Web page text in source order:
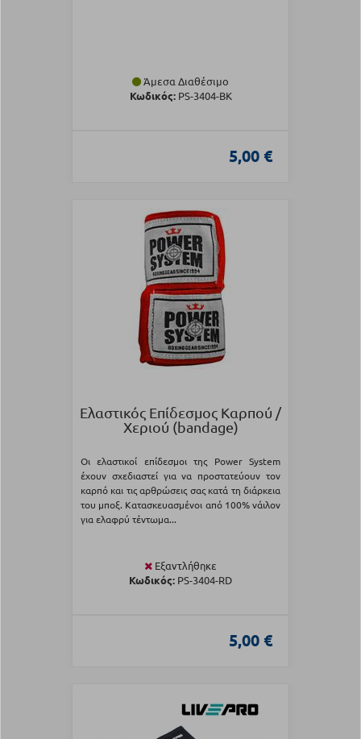
Άμεσα Διαθέσιμο
Κωδικός:PS-3404-BK
5,00 €
Ελαστικός Επίδεσμος Καρπού /
Χεριού (bandage)
Οι ελαστικοί επίδεσμοι της Power System
έχουν σχεδιαστεί για να προστατεύουν τον
καρπό και τις αρθρώσεις σας κατά τη διάρκεια
του μποξ. Κατασκευασμένοι από 100% νάιλον
για ελαφρύ τέντωμα...
Εξαντλήθηκε
Κωδικός: PS-3404-RD
5,00 €